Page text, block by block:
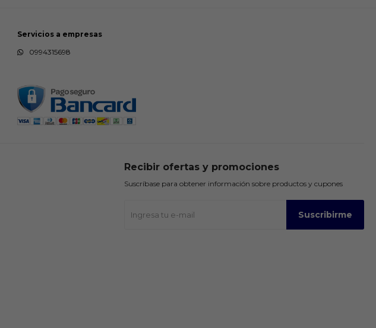
Servicios a empresas
0994315698
Recibir ofertas y promociones
Suscríbase para obtener información sobre productos y cupones
Suscribirme